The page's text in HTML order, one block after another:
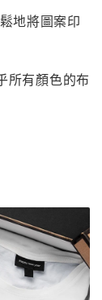
地將圖案印
所有顏色的布